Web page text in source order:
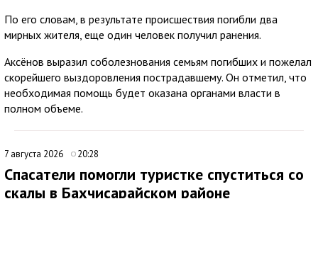
По его словам, в результате происшествия погибли два
мирных жителя, еще один человек получил ранения.
Аксёнов выразил соболезнования семьям погибших и пожелал
скорейшего выздоровления пострадавшему. Он отметил, что
необходимая помощь будет оказана органами власти в
полном объеме.
7 августа 2026 20:28
Спасатели помогли туристке спуститься со
скалы в Бахчисарайском районе